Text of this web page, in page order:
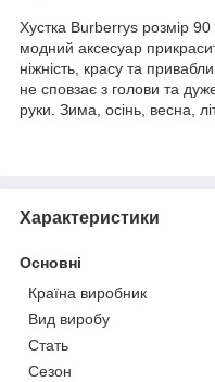
Хустка Burberrys розмір
модний аксесуар
ніжність, красу та
не сповзає з голови та
руки. Зима, осінь, весна,
Характеристики
Основні
Країна виробник
Вид виробу
Стать
Сезон